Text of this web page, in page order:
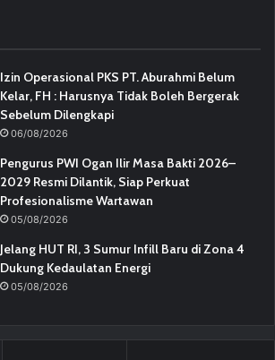
Izin Operasional PKS PT. Aburahmi Belum
Kelar, FH : Harusnya Tidak Boleh Bergerak
Sebelum Dilengkapi
06/08/2026
Pengurus PWI Ogan Ilir Masa Bakti 2026–
2029 Resmi Dilantik, Siap Perkuat
Profesionalisme Wartawan
05/08/2026
Jelang HUT RI, 3 Sumur Infill Baru di Zona 4
Dukung Kedaulatan Energi
05/08/2026